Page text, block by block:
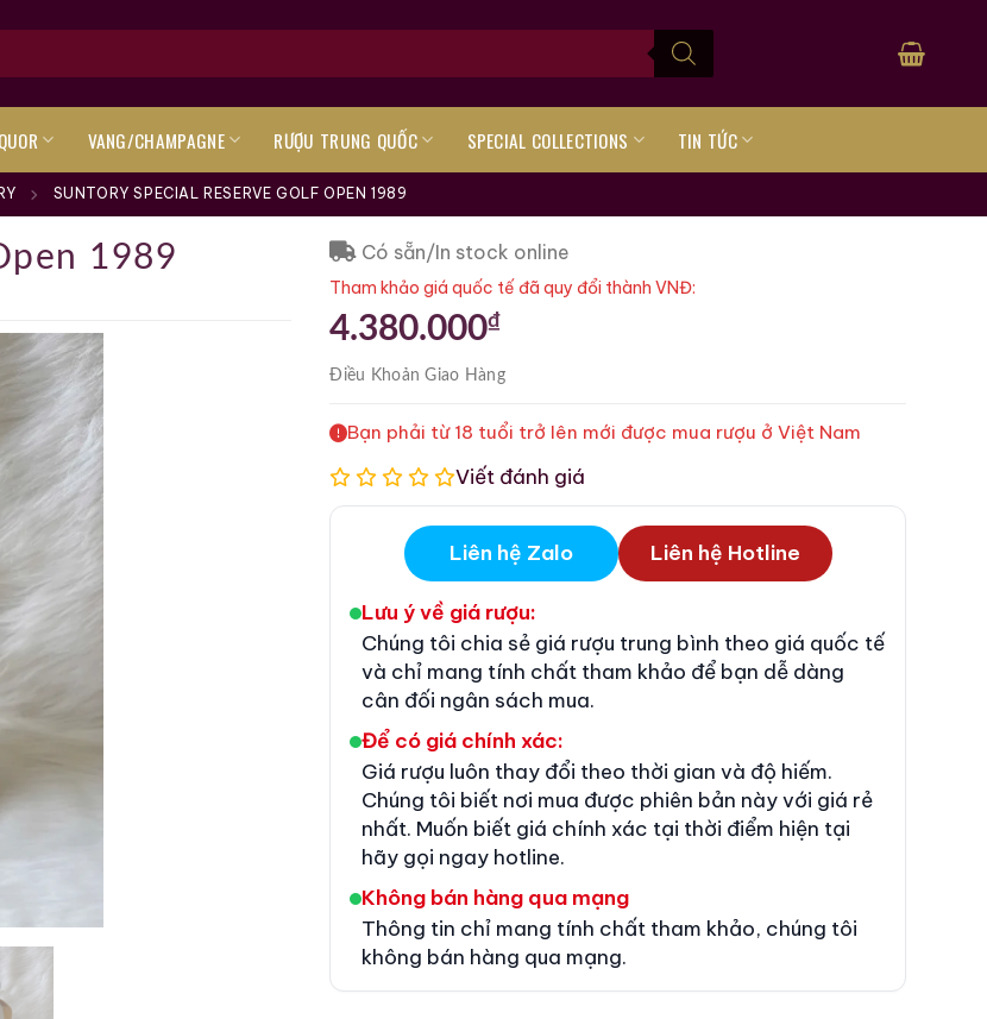
VANG/CHAMPAGNE RƯỢU TRUNG QUỐC SPECIAL COLLECTIONS TIN TỨC
SUNTORY SPECIAL RESERVE GOLF OPEN 1989
1989 Có sẵn/In stock online
Tham khảo giá quốc tế đã quy đổi thành VNĐ:
4.380.000₫
Điều KhoảnGiao Hàng
Bạn phải từ 18 tuổi trở lên mới được mua rượu ở Việt Nam
Viết đánh giá
Liên hệ Zalo Liên hệ Hotline
Lưu ý về giá rượu:
Chúng tôi chia sẻ giá rượu trung bình theo giá quốc tế
và chỉ mang tính chất tham khảo để bạn dễ dàng
cân đối ngân sách mua.
Để có giá chính xác:
Giá rượu luôn thay đổi theo thời gian và độ hiếm.
Chúng tôi biết nơi mua được phiên bản này với giá rẻ
nhất. Muốn biết giá chính xác tại thời điểm hiện tại
hãy gọi ngay hotline.
Không bán hàng qua mạng
Thông tin chỉ mang tính chất tham khảo, chúng tôi
không bán hàng qua mạng.